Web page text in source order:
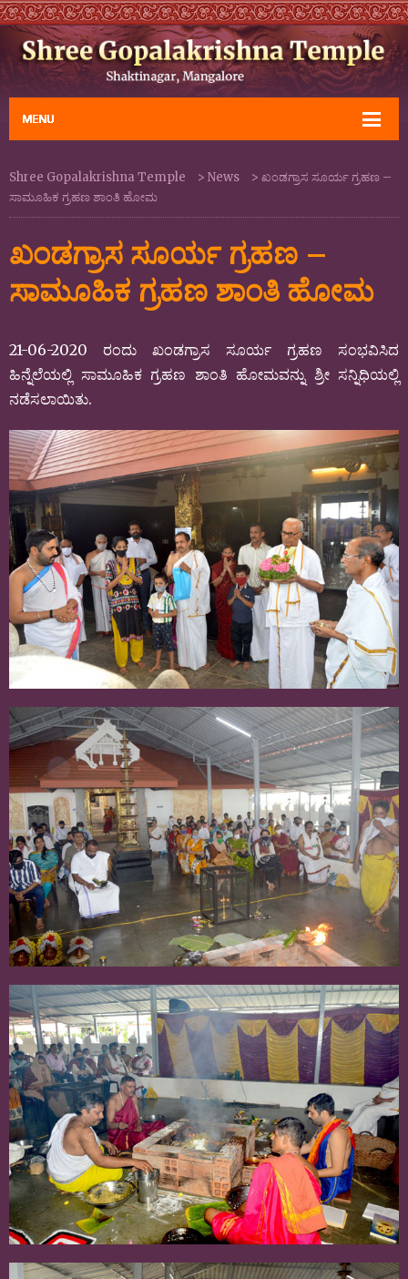
Shree Gopalakrishna Temple > News > ಖಂಡಗ್ರಾಸ ಸೂರ್ಯ ಗ್ರಹಣ –
ಸಾಮೂಹಿಕ ಗ್ರಹಣ ಶಾಂತಿ ಹೋಮ
ಖಂಡಗ್ರಾಸ ಸೂರ್ಯ ಗ್ರಹಣ –
ಸಾಮೂಹಿಕ ಗ್ರಹಣ ಶಾಂತಿ ಹೋಮ
21-06-2020 ರಂದು ಖಂಡಗ್ರಾಸ ಸೂರ್ಯ ಗ್ರಹಣ ಸಂಭವಿಸಿದ
ಹಿನ್ನೆಲೆಯಲ್ಲಿ ಸಾಮೂಹಿಕ ಗ್ರಹಣ ಶಾಂತಿ ಹೋಮವನ್ನು ಶ್ರೀ ಸನ್ನಿಧಿಯಲ್ಲಿ
ನಡೆಸಲಾಯಿತು.